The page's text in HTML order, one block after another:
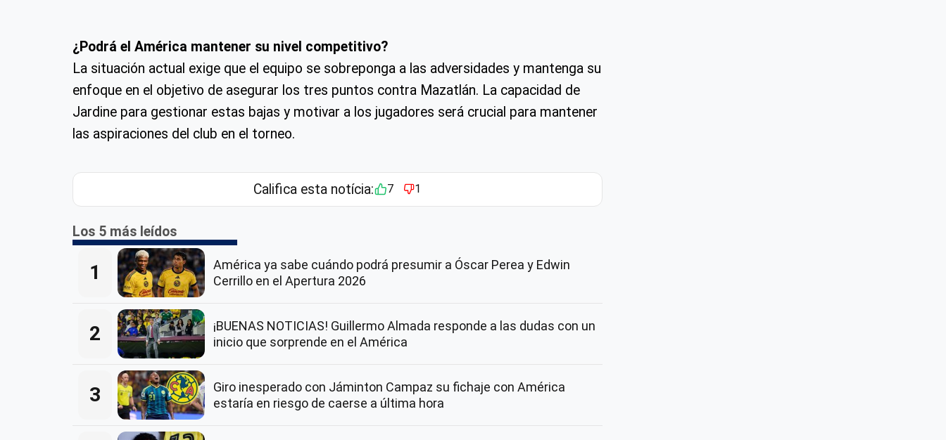
¿Podrá el América mantener su nivel competitivo?
La situación actual exige que el equipo se sobreponga a las adversidades y mantenga su
enfoque en el objetivo de asegurar los tres puntos contra Mazatlán. La capacidad de
Jardine para gestionar estas bajas y motivar a los jugadores será crucial para mantener
las aspiraciones del club en el torneo.
Califica esta notícia: 7 1
Los 5 más leídos
1
América ya sabe cuándo podrá presumir a Óscar Perea y Edwin
Cerrillo en el Apertura 2026
2
¡BUENAS NOTICIAS! Guillermo Almada responde a las dudas con un
inicio que sorprende en el América
3
Giro inesperado con Jáminton Campaz su fichaje con América
estaría en riesgo de caerse a última hora